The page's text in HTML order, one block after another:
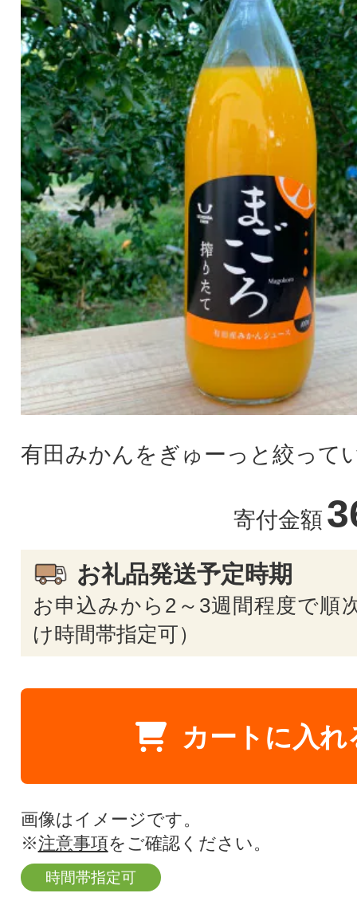
有田みかんをぎゅーっと絞って
寄付金額
お礼品発送予定時期
お申込みから2～3週間程度で順
け時間帯指定可）
カートに入れ
画像はイメージです。
※注意事項をご確認ください。
時間帯指定可